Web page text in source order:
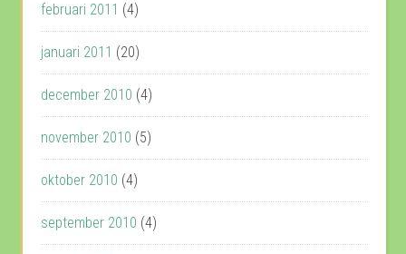
februari 2011 (4)
januari 2011 (20)
december 2010 (4)
november 2010 (5)
oktober 2010 (4)
september 2010 (4)